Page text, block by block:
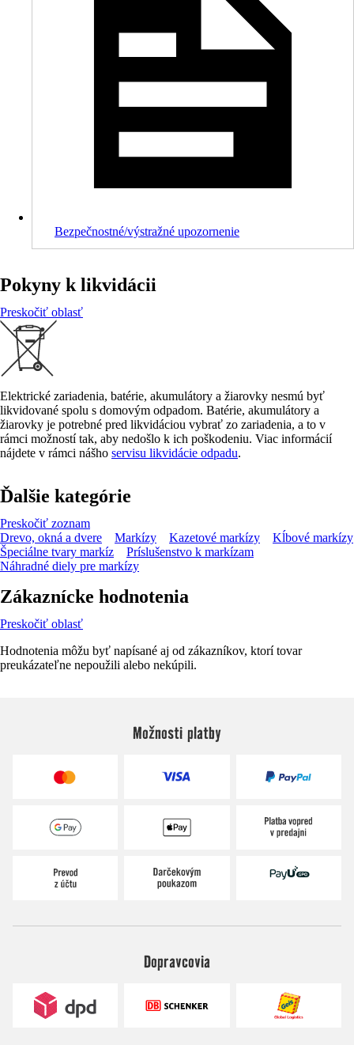
Bezpečnostné/výstražné upozornenie
Pokyny k likvidácii
Preskočiť oblasť
Elektrické zariadenia, batérie, akumulátory a žiarovky nesmú byť
likvidované spolu s domovým odpadom. Batérie, akumulátory a
žiarovky je potrebné pred likvidáciou vybrať zo zariadenia, a to v
rámci možností tak, aby nedošlo k ich poškodeniu. Viac informácií
nájdete v rámci nášho servisu likvidácie odpadu.
Ďalšie kategórie
Preskočiť zoznam
Drevo, okná a dvere
Markízy Kazetové markízy
Kĺbové markízy
Špeciálne tvary markíz
Príslušenstvo k markízam
Náhradné diely pre markízy
Zákaznícke hodnotenia
Preskočiť oblasť
Hodnotenia môžu byť napísané aj od zákazníkov, ktorí tovar
preukázateľne nepoužili alebo nekúpili.
Možnosti platby
Dopravcovia